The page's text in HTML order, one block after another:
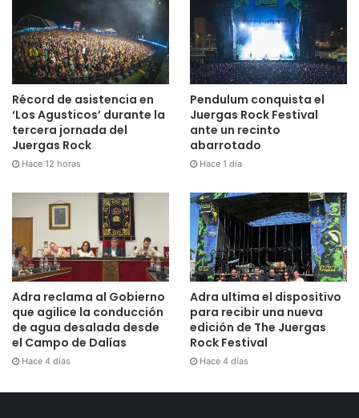
Récord de asistencia en
‘Los Agusticos’ durante la
tercera jornada del
Juergas Rock
Hace 12 horas
Pendulum conquista el
Juergas Rock Festival
ante un recinto
abarrotado
Hace 1 día
Adra reclama al Gobierno
que agilice la conducción
de agua desalada desde
el Campo de Dalías
Hace 4 días
Adra ultima el dispositivo
para recibir una nueva
edición de The Juergas
Rock Festival
Hace 4 días